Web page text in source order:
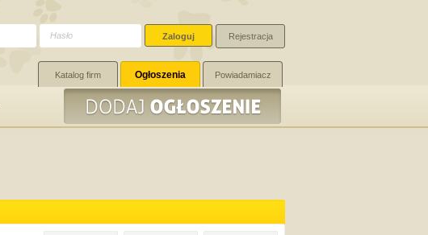
Rejestracja
Powiadamiacz
Ogłoszenia
Katalog firm